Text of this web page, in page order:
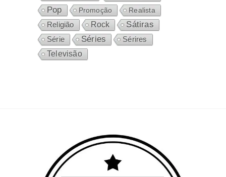
Pop Promoção
Realista
Religião
Rock Sátiras
Série Séries
Sérires
Televisão